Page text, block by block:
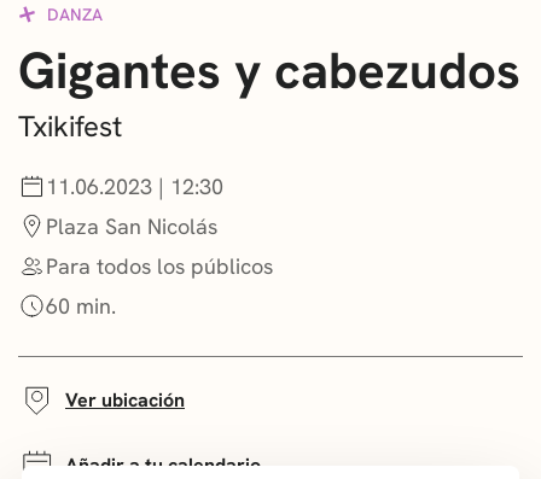
NOTICIAS
GETXO KULTURA
ASOCIACIONES CULTURALES
DANZA
Gigantes y cabezudos
Txikifest
11.06.2023 | 12:30
Plaza San Nicolás
Para todos los públicos
60 min.
Ver ubicación
Añadir a tu calendario